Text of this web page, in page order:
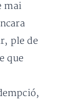
mai
ple de
que